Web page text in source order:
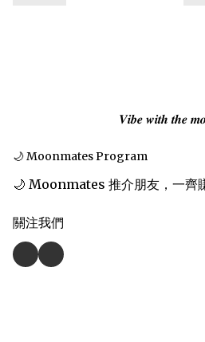
𝑽𝒊𝒃𝒆 𝒘𝒊𝒕𝒉 𝒕𝒉𝒆
🌙 Moonmates Program
🌙 Moonmates 推介朋友，一齊
關注我們